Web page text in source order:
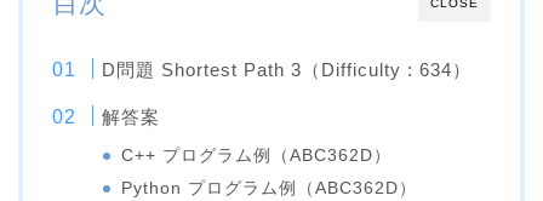
CLOSE
D問題 Shortest Path 3（Difficulty : 634）
解答案
C++ プログラム例（ABC362D）
Python プログラム例（ABC362D）